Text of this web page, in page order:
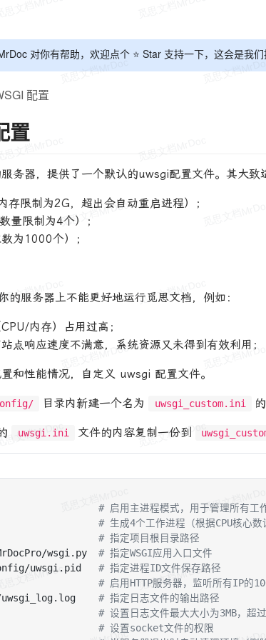
对你有帮助，欢迎点个 ⭐ Star 支持一下，这会是我
配置
置
务器，提供了一个默认的uwsgi配置文件。其大致
存限制为2G，超出会自动重启进程）；
量限制为4个）；
为1000个）；
服务器上不能更好地运行觅思文档，例如：
内存）占用过高；
点响应速度不满意，系统资源又未得到有效利用；
和性能情况，自定义 uwsgi 配置文件。
目录内新建一个名为 uwsgi_custom.ini
uwsgi.ini 文件的内容复制一份到
# 启用主进程模式，用于管理所有工
# 生成4个工作进程（根据CPU核心数
# 指定项目根目录路径
wsgi.py # 指定WSGI应用入口文件
uwsgi.pid # 指定进程ID文件保存路径
# 启用HTTP服务器，监听所有IP的
uwsgi_log.log # 指定日志文件的输出路径
# 设置日志文件最大大小为3MB，超
# 设置socket文件的权限